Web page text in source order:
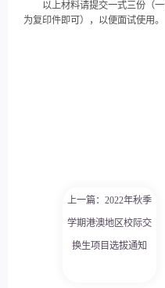
以上材料请提交一式三份（一
为复印件即可），以便面试使用。
上一篇：2022年秋季
学期港澳地区校际交
换生项目选拔通知